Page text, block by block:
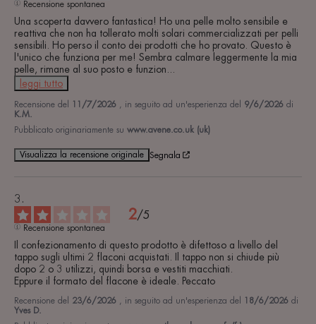
Recensione spontanea
Una scoperta davvero fantastica! Ho una pelle molto sensibile e
reattiva che non ha tollerato molti solari commercializzati per pelli
sensibili. Ho perso il conto dei prodotti che ho provato. Questo è
l'unico che funziona per me! Sembra calmare leggermente la mia
pelle, rimane al suo posto e funzion
leggi tutto
Recensione del 11/7/2026 , in seguito ad un'esperienza del 9/6/2026 di
K.M.
Pubblicato originariamente su www.avene.co.uk (uk)
Visualizza la recensione originale Segnala
2/5
Recensione spontanea
Il confezionamento di questo prodotto è difettoso a livello del
tappo sugli ultimi 2 flaconi acquistati. Il tappo non si chiude più
dopo 2 o 3 utilizzi, quindi borsa e vestiti macchiati.
Eppure il formato del flacone è ideale. Peccato
Recensione del 23/6/2026 , in seguito ad un'esperienza del 18/6/2026 di
Yves D.